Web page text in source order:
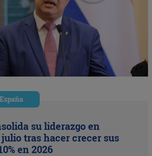
su liderazgo en
tras hacer crecer sus
en 2026